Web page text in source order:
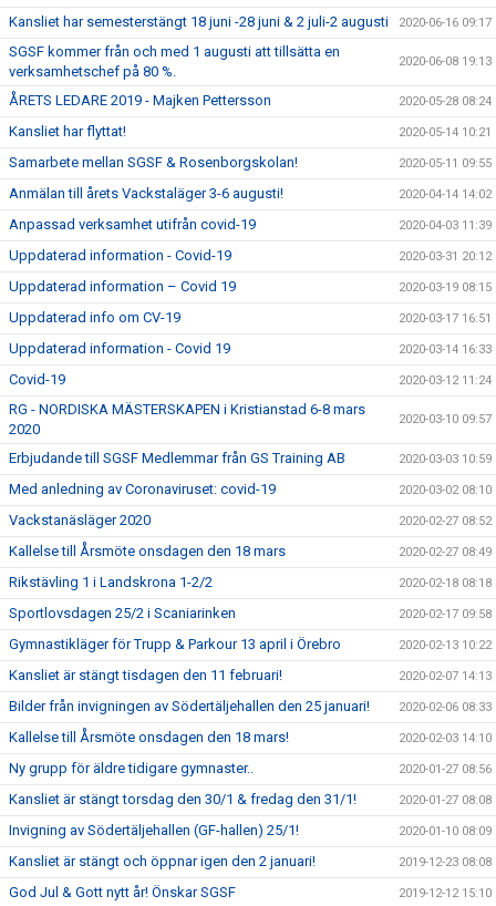
Kansliet har semesterstängt 18 juni -28 juni & 2 juli-2 augusti 2020-06-16 09:17
SGSF kommer från och med 1 augusti att tillsätta en
verksamhetschef på 80 %.
2020-06-08 19:13
ÅRETS LEDARE 2019 - Majken Pettersson 2020-05-28 08:24
Kansliet har flyttat! 2020-05-14 10:21
Samarbete mellan SGSF & Rosenborgskolan! 2020-05-11 09:55
Anmälan till årets Vackstaläger 3-6 augusti! 2020-04-14 14:02
Anpassad verksamhet utifrån covid-19 2020-04-03 11:39
Uppdaterad information - Covid-19 2020-03-31 20:12
Uppdaterad information – Covid 19 2020-03-19 08:15
Uppdaterad info om CV-19 2020-03-17 16:51
Uppdaterad information - Covid 19 2020-03-14 16:33
Covid-19 2020-03-12 11:24
RG - NORDISKA MÄSTERSKAPEN i Kristianstad 6-8 mars
2020
2020-03-10 09:57
Erbjudande till SGSF Medlemmar från GS Training AB 2020-03-03 10:59
Med anledning av Coronaviruset: covid-19 2020-03-02 08:10
Vackstanäsläger 2020 2020-02-27 08:52
Kallelse till Årsmöte onsdagen den 18 mars 2020-02-27 08:49
Rikstävling 1 i Landskrona 1-2/2 2020-02-18 08:18
Sportlovsdagen 25/2 i Scaniarinken 2020-02-17 09:58
Gymnastikläger för Trupp & Parkour 13 april i Örebro 2020-02-13 10:22
Kansliet är stängt tisdagen den 11 februari! 2020-02-07 14:13
Bilder från invigningen av Södertäljehallen den 25 januari! 2020-02-06 08:33
Kallelse till Årsmöte onsdagen den 18 mars! 2020-02-03 14:10
Ny grupp för äldre tidigare gymnaster.. 2020-01-27 08:56
Kansliet är stängt torsdag den 30/1 & fredag den 31/1! 2020-01-27 08:08
Invigning av Södertäljehallen (GF-hallen) 25/1! 2020-01-10 08:09
Kansliet är stängt och öppnar igen den 2 januari! 2019-12-23 08:08
God Jul & Gott nytt år! Önskar SGSF 2019-12-12 15:10